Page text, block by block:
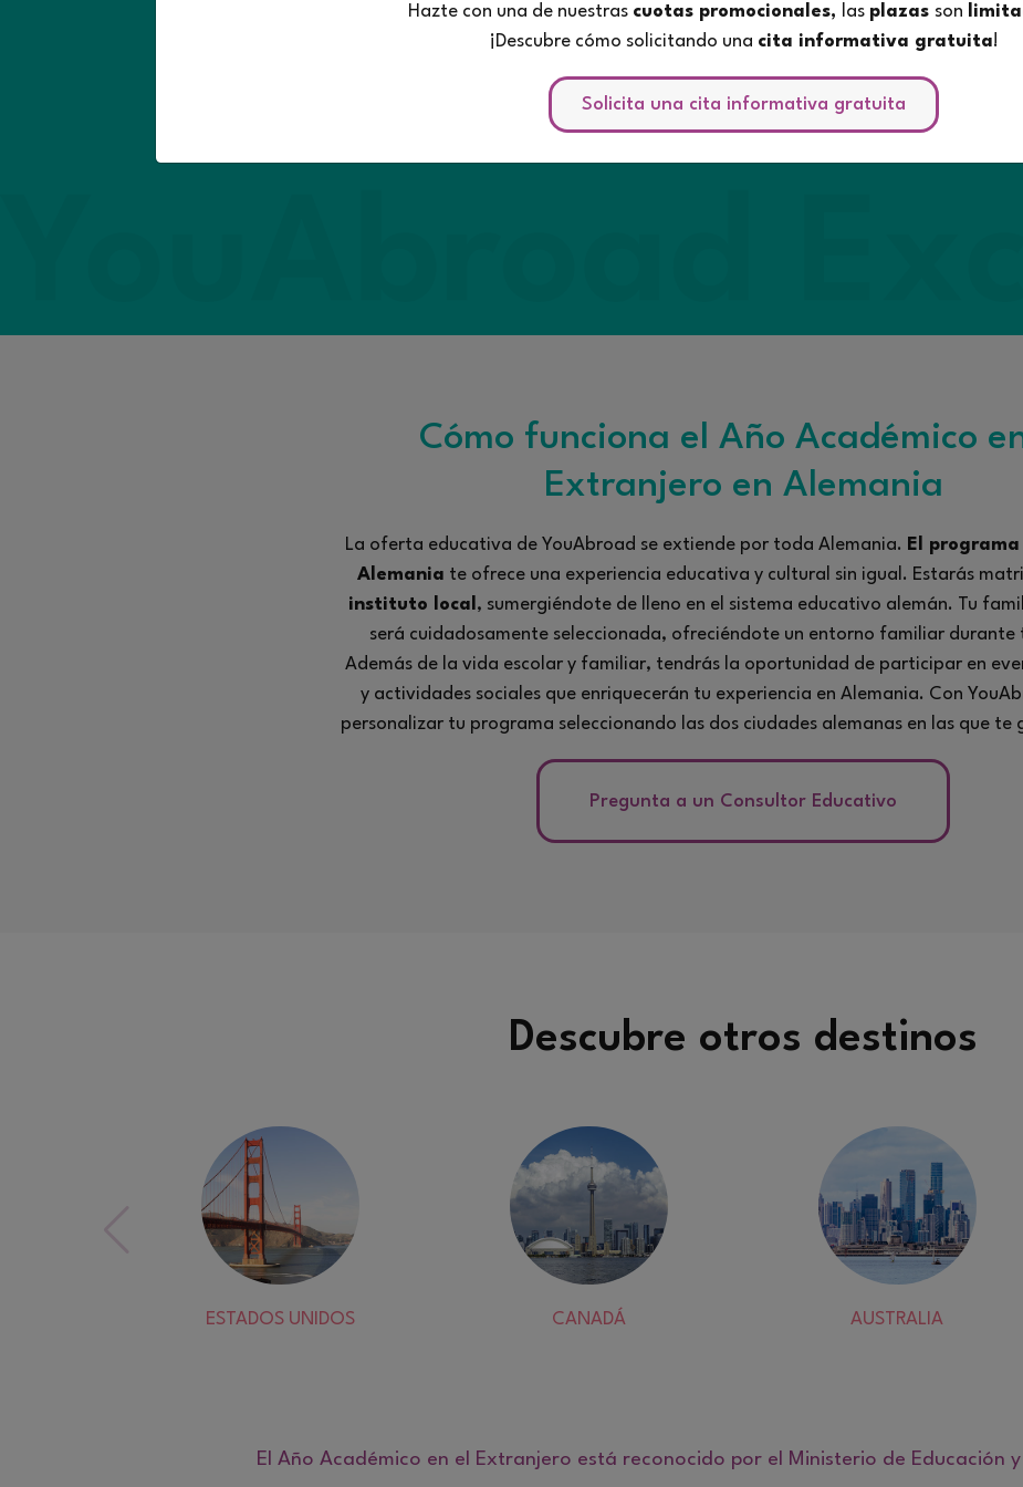
, como un estudiante local. La familia que decida acogerte durante un
determinará tu destino concreto. En Alemania también puedes optar
Cómo funciona el Año Académico
Extranjero en Alemania
La oferta educativa de YouAbroad se extiende por toda Alemania. El
Alemania te ofrece una experiencia educativa y cultural sin igual. Estarás
instituto local , sumergiéndote de lleno en el sistema educativo alemán. Tu
será cuidadosamente seleccionada, ofreciéndote un entorno familiar durante
Además de la vida escolar y familiar, tendrás la oportunidad de participar en
y actividades sociales que enriquecerán tu experiencia en Alemania. Con
personalizar tu programa seleccionando las dos ciudades alemanas en las que te
Pregunta a un Consultor Educativo
Descubre otros destinos
ESTADOS UNIDOS CANADÁ AUSTRALIA
El Año Académico en el Extranjero está reconocido por el Ministerio de Educación
Hazte con una de nuestras cuotas promocionales, las plazas son
¡Descubre cómo solicitando una cita informativa gratuita!
Solicita una cita informativa gratuita